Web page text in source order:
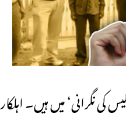
کی نگرانی‘ میں ہیں۔ اہلکار